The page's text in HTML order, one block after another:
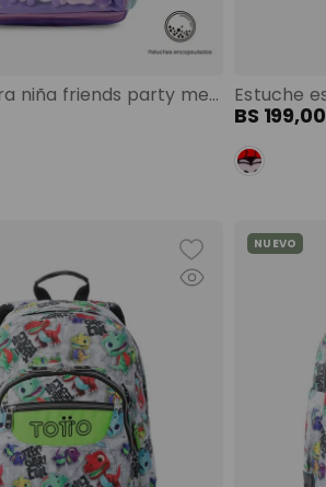
Mochila para niña friends party mediano morado color: morado
BS 199,00
NUEVO